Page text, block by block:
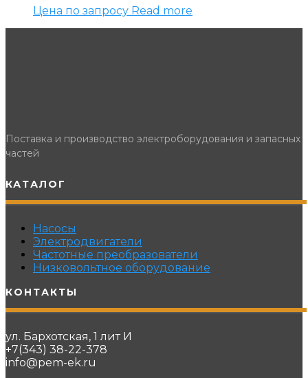
Цена по запросу Read more
Поставка и производство электроборудования и запасных
частей
КАТАЛОГ
Насосы
Электродвигатели
Частотные преобразователи
Низковольтное оборудование
КОНТАКТЫ
ул. Бархотская, 1 лит И
+7(343) 38-22-378
info@pem-ek.ru